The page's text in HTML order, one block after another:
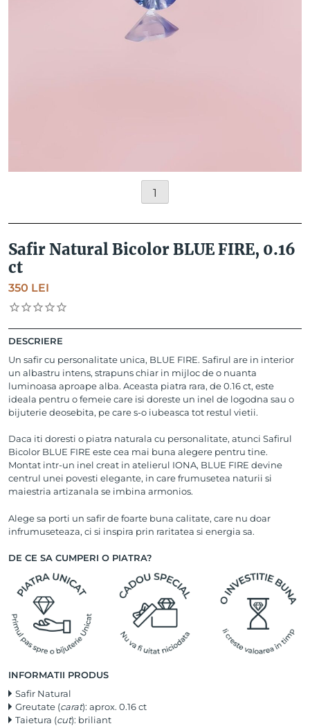
1
Safir Natural Bicolor BLUE FIRE, 0.16
ct
350 LEI
DESCRIERE
Un safir cu personalitate unica, BLUE FIRE. Safirul are in interior
un albastru intens, strapuns chiar in mijloc de o nuanta
luminoasa aproape alba. Aceasta piatra rara, de 0.16 ct, este
ideala pentru o femeie care isi doreste un inel de logodna sau o
bijuterie deosebita, pe care s-o iubeasca tot restul vietii.
Daca iti doresti o piatra naturala cu personalitate, atunci Safirul
Bicolor BLUE FIRE este cea mai buna alegere pentru tine.
Montat intr-un inel creat in atelierul IONA, BLUE FIRE devine
centrul unei povesti elegante, in care frumusetea naturii si
maiestria artizanala se imbina armonios.
Alege sa porti un safir de foarte buna calitate, care nu doar
infrumuseteaza, ci si inspira prin raritatea si energia sa.
DE CE SA CUMPERI O PIATRA?
INFORMATII PRODUS
Safir Natural
Greutate (carat): aprox. 0.16 ct
Taietura (cut): briliant